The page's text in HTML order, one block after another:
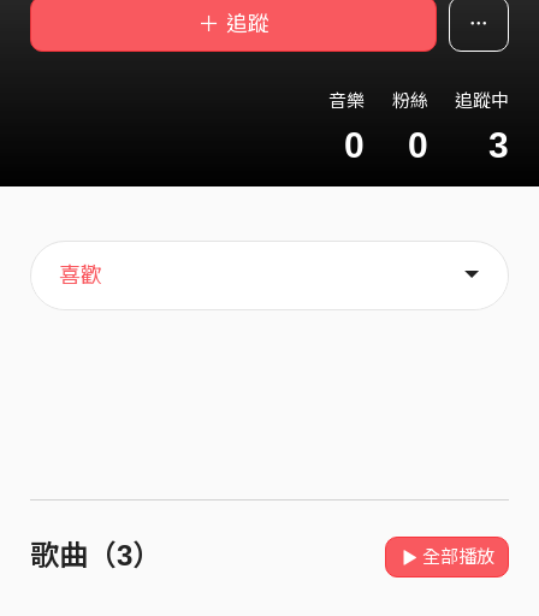
＋ 追蹤
音樂
0
粉絲
0
追蹤中
3
主頁
喜歡
關於
歌曲（3） 全部播放